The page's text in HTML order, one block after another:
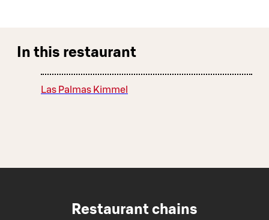
In this restaurant
Las Palmas Kimmel
Restaurant chains